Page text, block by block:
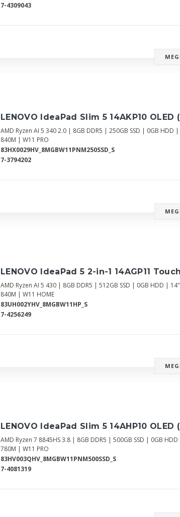
7-4309043
LENOVO IdeaPad Slim 5 14AKP10
AMD Ryzen AI 5 340 2.0 | 8GB DDR5 | 250GB SSD | 0GB
840M | W11 PRO
83HX0029HV_8MGBW11PNM250SSD_S
7-3794202
LENOVO IdeaPad 5 2-in-1 14AGP11
AMD Ryzen AI 5 430 | 8GB DDR5 | 512GB SSD | 0GB HDD |
840M | W11 HOME
83UH002YHV_8MGBW11HP_S
7-4256249
LENOVO IdeaPad Slim 5 14AHP10
AMD Ryzen 7 8845HS 3.8 | 8GB DDR5 | 500GB SSD | 0GB
780M | W11 PRO
83HV003QHV_8MGBW11PNM500SSD_S
7-4081319